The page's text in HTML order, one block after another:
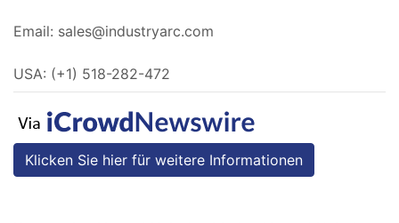
Email: sales@industryarc.com
USA: (+1) 518-282-472
Klicken Sie hier für weitere Informationen